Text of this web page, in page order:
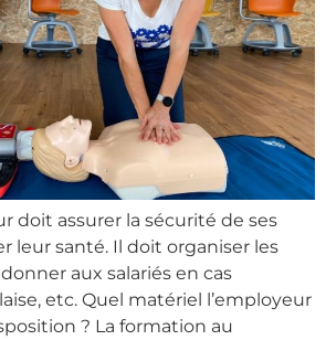
doit assurer la sécurité de ses
leur santé. Il doit organiser les
aux salariés en cas
etc. Quel matériel l’employeur
? La formation au